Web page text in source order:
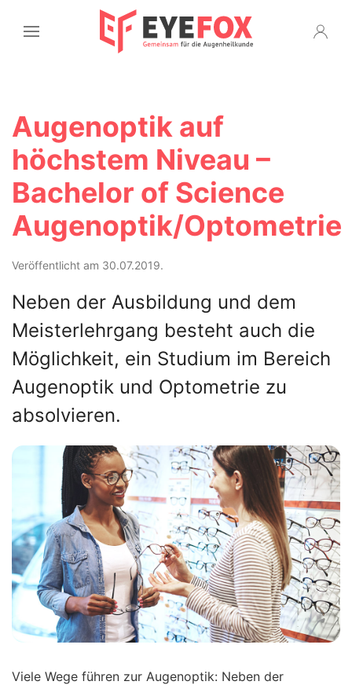
Augenoptik auf
höchstem Niveau –
Bachelor of Science
Augenoptik/Optometrie
Veröffentlicht am 30.07.2019.
Neben der Ausbildung und dem
Meisterlehrgang besteht auch die
Möglichkeit, ein Studium im Bereich
Augenoptik und Optometrie zu
absolvieren.
Viele Wege führen zur Augenoptik: Neben der